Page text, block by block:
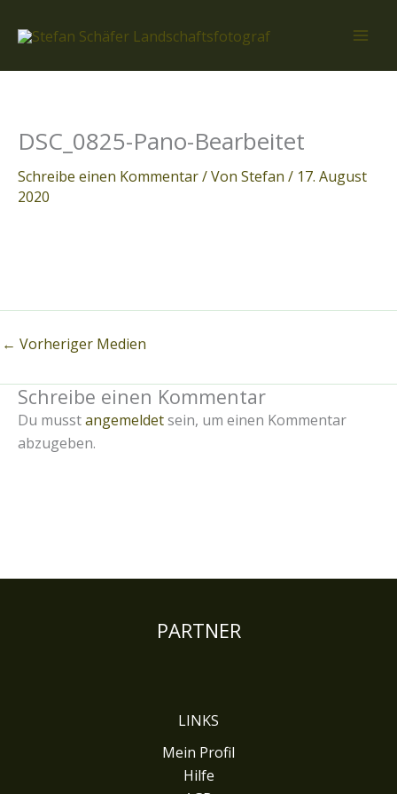
Inhalt
DSC_0825-Pano-Bearbeitet
Schreibe einen Kommentar/ Von Stefan / 17. August
2020
← Vorheriger Medien
Schreibe einen Kommentar
Du musstangemeldetsein, um einen Kommentar
abzugeben.
PARTNER
LINKS
Mein Profil
Hilfe